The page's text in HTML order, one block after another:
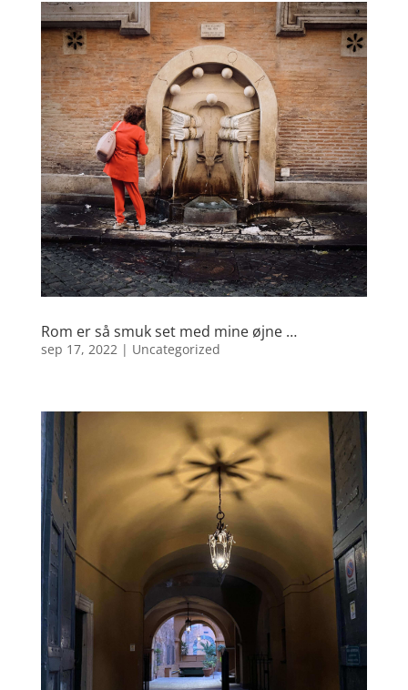
Rom er så smuk set med mine øjne …
sep 17, 2022 | Uncategorized